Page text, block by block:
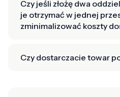
Czy jeśli złożę dwa
je otrzymać w jednej
zminimalizować koszty
Czy dostarczacie towar